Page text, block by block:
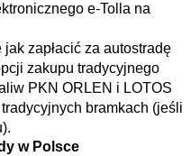
e-Tolla na
zapłacić za autostradę
zakupu tradycyjnego
PKN ORLEN i LOTOS
bramkach (jeśli
w Polsce